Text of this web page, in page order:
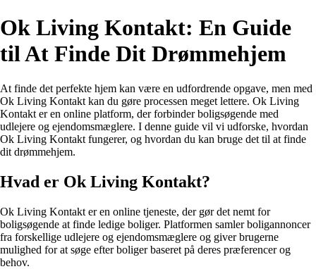
Ok Living Kontakt: En Guide
til At Finde Dit Drømmehjem
At finde det perfekte hjem kan være en udfordrende opgave, men med
Ok Living Kontakt kan du gøre processen meget lettere. Ok Living
Kontakt er en online platform, der forbinder boligsøgende med
udlejere og ejendomsmæglere. I denne guide vil vi udforske, hvordan
Ok Living Kontakt fungerer, og hvordan du kan bruge det til at finde
dit drømmehjem.
Hvad er Ok Living Kontakt?
Ok Living Kontakt er en online tjeneste, der gør det nemt for
boligsøgende at finde ledige boliger. Platformen samler boligannoncer
fra forskellige udlejere og ejendomsmæglere og giver brugerne
mulighed for at søge efter boliger baseret på deres præferencer og
behov.